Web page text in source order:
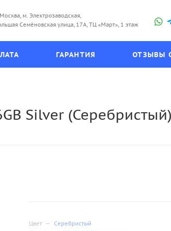
Москва, м. Электрозаводская,
Семёновская улица, 17А, ТЦ «Март», 1 этаж
ГАРАНТИЯ ОТЗЫВЫ
Silver
Цвет — Серебристый